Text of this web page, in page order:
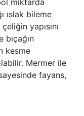
miktarda
ıslak bileme
yapısını
kesme
Mermer ile
fayans,